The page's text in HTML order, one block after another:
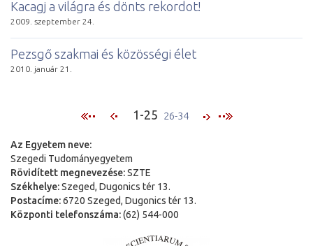
Kacagj a világra és dönts rekordot!
2009. szeptember 24.
Pezs­gő szak­mai és kö­zös­sé­gi élet
2010. január 21.
1-25 26-34
Az Egyetem neve:
Szegedi Tudományegyetem
Rövidített megnevezése:SZTE
Székhelye:Szeged, Dugonics tér 13.
Postacíme:6720 Szeged, Dugonics tér 13.
Központi telefonszáma:(62) 544-000